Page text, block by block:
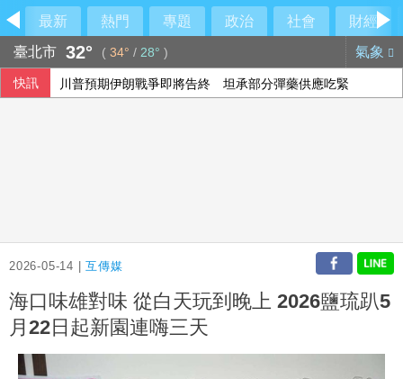
最新 熱門 專題 政治 社會
財經
臺北市 32° ( 34° / 28° ) 氣象
快訊 川普預期伊朗戰爭即將告終 坦承部分彈藥供應吃緊
2026-05-14 |互傳媒
海口味雄對味 從白天玩到晚上 2026鹽琉趴5
月22日起新園連嗨三天